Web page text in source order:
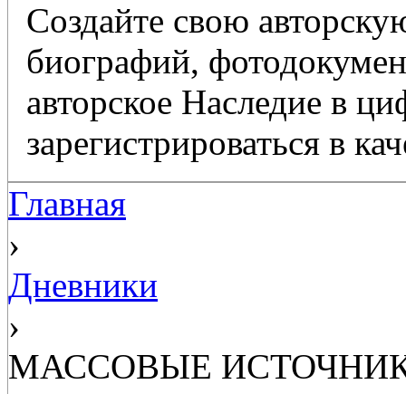
Создайте свою
биографий,
авторское Наследие в
зарегистрироваться в
Главная
›
Дневники
›
МАССОВЫЕ